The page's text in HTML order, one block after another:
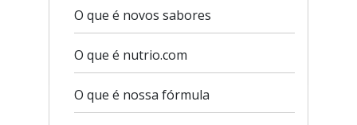
O que é novos sabores
O que é nutrio.com
O que é nossa fórmula